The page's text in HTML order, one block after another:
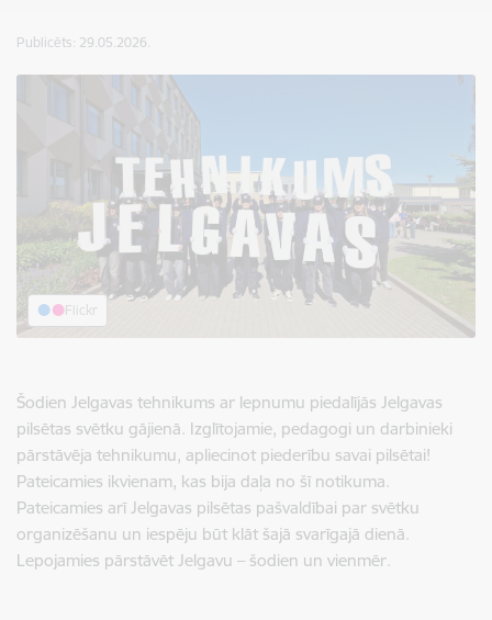
Publicēts: 29.05.2026.
Flickr
Šodien Jelgavas tehnikums ar lepnumu piedalījās Jelgavas
pilsētas svētku gājienā. Izglītojamie, pedagogi un darbinieki
pārstāvēja tehnikumu, apliecinot piederību savai pilsētai!
Pateicamies ikvienam, kas bija daļa no šī notikuma.
Pateicamies arī Jelgavas pilsētas pašvaldībai par svētku
organizēšanu un iespēju būt klāt šajā svarīgajā dienā.
Lepojamies pārstāvēt Jelgavu – šodien un vienmēr.